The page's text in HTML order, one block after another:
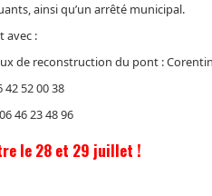
ainsi qu’un arrêté municipal.
avec :
de reconstruction du pont :
52 00 38
46 23 48 96
le 28 et 29 juillet !